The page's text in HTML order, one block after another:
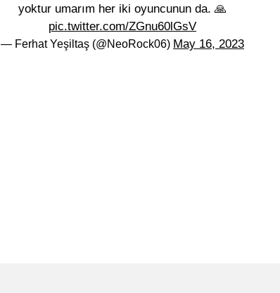
yoktur umarım her iki oyuncunun da. 🙏
pic.twitter.com/ZGnu60lGsV
— Ferhat Yeşiltaş (@NeoRock06) May 16, 2023